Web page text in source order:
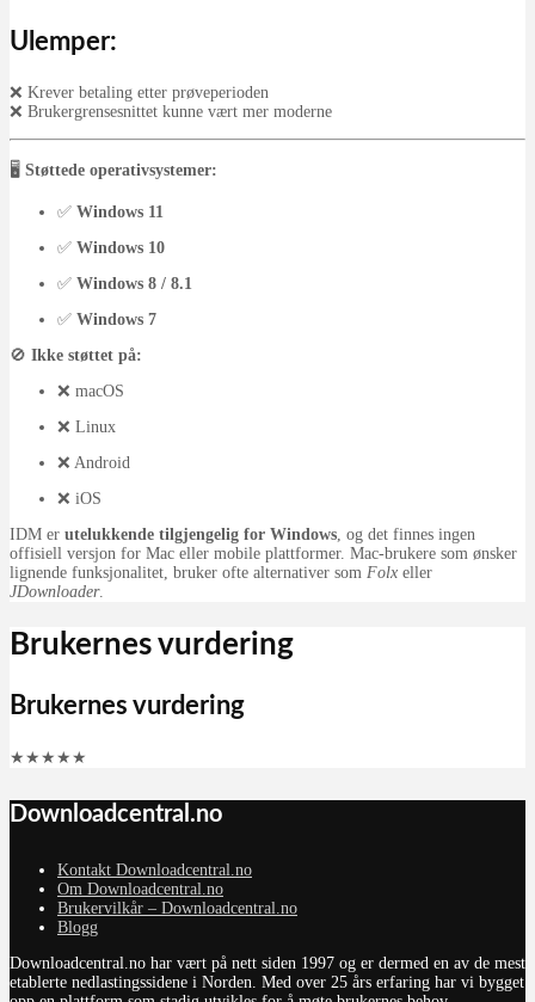
Ulemper:
❌ Krever betaling etter prøveperioden
❌ Brukergrensesnittet kunne vært mer moderne
🖥️ Støttede operativsystemer:
✅ Windows 11
✅ Windows 10
✅ Windows 8 / 8.1
✅ Windows 7
🚫 Ikke støttet på:
❌ macOS
❌ Linux
❌ Android
❌ iOS
IDM er utelukkende tilgjengelig for Windows , og det finnes ingen
offisiell versjon for Mac eller mobile plattformer. Mac-brukere som ønsker
lignende funksjonalitet, bruker ofte alternativer som Folx eller
JDownloader.
Brukernes vurdering
Brukernes vurdering
★ ★ ★ ★ ★
Downloadcentral.no
Kontakt Downloadcentral.no
Om Downloadcentral.no
Brukervilkår – Downloadcentral.no
Blogg
Downloadcentral.no har vært på nett siden 1997 og er dermed en av de mest
etablerte nedlastingssidene i Norden. Med over 25 års erfaring har vi bygget